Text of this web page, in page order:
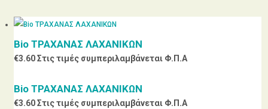
Bio ΤΡΑΧΑΝΑΣ ΛΑΧΑΝΙΚΩΝ
€3.60 Στις τιμές συμπεριλαμβάνεται Φ.Π.Α
Bio ΤΡΑΧΑΝΑΣ ΛΑΧΑΝΙΚΩΝ
€3.60 Στις τιμές συμπεριλαμβάνεται Φ.Π.Α